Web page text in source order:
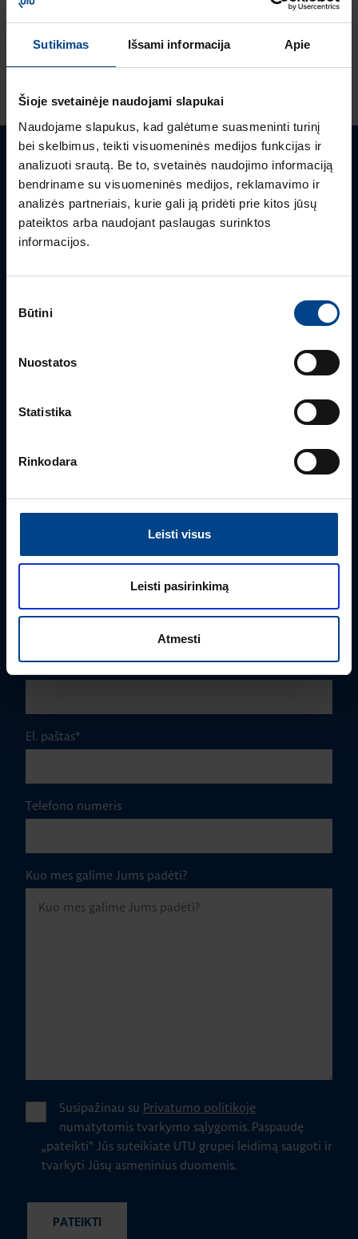
Sutikimas Išsami informacija Apie
Šioje svetainėje naudojami slapukai
Naudojame slapukus, kad galėtume suasmeninti turinį
bei skelbimus, teikti visuomeninės medijos funkcijas ir
analizuoti srautą. Be to, svetainės naudojimo informaciją
bendriname su visuomeninės medijos, reklamavimo ir
analizės partneriais, kurie gali ją pridėti prie kitos jūsų
pateiktos arba naudojant paslaugas surinktos
informacijos.
pasirinkimas
Būtini
Nuostatos
Statistika
Rinkodara
Leisti visus
Leisti pasirinkimą
Atmesti
ĮVERTINIMAI IR ŽYMĖJIMAI
Turite klausimų? Susisiekite
Mielai atsakysime į Jums aktualius klausimus.
PRODUKTO VADOVAS
+370 612 41409
Įmonė
El. paštas*
Telefono numeris
Kuo mes galime Jums padėti?
Susipažinau su Privatumo politikoje
numatytomis tvarkymo sąlygomis. Paspaudę
„pateikti" Jūs suteikiate UTU grupei leidimą saugoti ir
tvarkyti Jūsų asmeninius duomenis.